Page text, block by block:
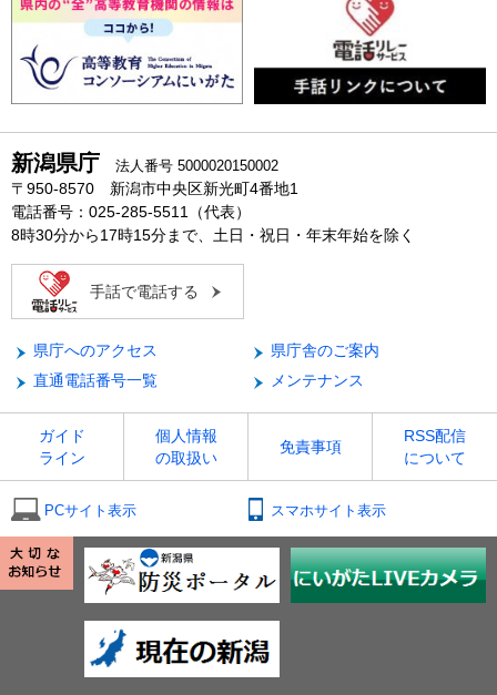
新潟県庁 法人番号 5000020150002
〒950-8570 新潟市中央区新光町4番地1
電話番号：025-285-5511（代表）
8時30分から17時15分まで、土日・祝日・年末年始を除く
手話で電話する
県庁へのアクセス
県庁舎のご案内
直通電話番号一覧
メンテナンス
ガイド
ライン
個人情報
の取扱い
免責事項
RSS配信
について
PCサイト表示 スマホサイト表示